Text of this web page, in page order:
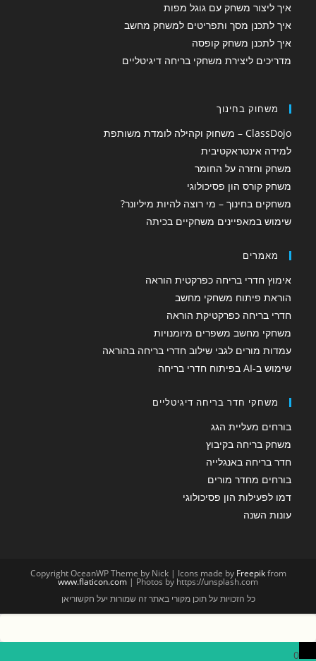
איך ליצור משחק עם גוגל מפות
איך לתכנן מסך ותפריטים למשחק מחשב
איך לתכנן משחק קופסה
מדריכים ליצירת משחקי בריחה דיגיטליים
משחוק בחינוך
ClassDojo – משחוק וקהילה לומדת משותפת
למידה אינטראקטיבית
משחק וחזרה על החומר
משחק קורס הון פסיכולוגי
משחקים בחינוך – מי רוצה להיות מיליונר?
שימוש במאפיינים משחקיים בכיתה
מאמרים
אימוץ חדרי בריחה כפרקטית הוראה
הוראת פיתוח משחקי מחשב
חדרי בריחה כפרקטיקת הוראה
משחקי מחשב משפרים מיומנויות
עמדות מורים לגבי שילוב חדרי בריחה בהוראה
שימוש ב-AI בפיתוח חדרי בריחה
משחקי חדר בריחה דיגיטליים
בורחים מעליית הגג
משחק בריחה בקיבוץ
חדר בריחה באנגלייה
בורחים מחדר מורים
דמו לפעילות הון פסיכולוגי
עונות השנה
Copyright OceanWP Theme by Nick | Icons made by Freepikfrom
www.flaticon.com | Photos by https://unsplash.com
כל הזכויות על תוכן מקורי באתר זה שמורות יעל חקשוריאן
0